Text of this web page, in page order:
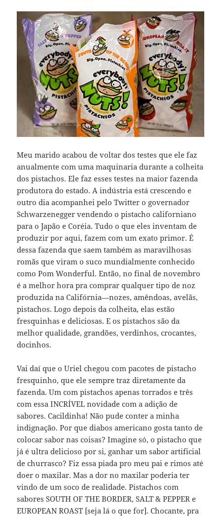
Meu marido acabou de voltar dos testes que ele faz
anualmente com uma maquinaria durante a colheita
dos pistachos. Ele faz esses testes na maior fazenda
produtora do estado. A indústria está crescendo e
outro dia acompanhei pelo Twitter o governador
Schwarzenegger vendendo o pistacho californiano
para o Japão e Coréia. Tudo o que eles inventam de
produzir por aqui, fazem com um exato primor. É
dessa fazenda que saem também as maravilhosas
romãs que viram o suco mundialmente conhecido
como Pom Wonderful. Então, no final de novembro
é a melhor hora pra comprar qualquer tipo de noz
produzida na Califórnia—nozes, amêndoas, avelãs,
pistachos. Logo depois da colheita, elas estão
fresquinhas e deliciosas. E os pistachos são da
melhor qualidade, grandões, verdinhos, crocantes,
docinhos.
Vai daí que o Uriel chegou com pacotes de pistacho
fresquinho, que ele sempre traz diretamente da
fazenda. Um com pistachos apenas torrados e três
com essa INCRÍVEL novidade com a adição de
sabores. Cacildinha! Não pude conter a minha
indignação. Por que diabos americano gosta tanto de
colocar sabor nas coisas? Imagine só, o pistacho que
já é ultra delicioso por si, ganhar um sabor artificial
de churrasco? Fiz essa piada pro meu pai e rimos até
doer o maxilar. Mas a dor no maxilar poderia ter
vindo de um soco de realidade. Pistachos com
sabores SOUTH OF THE BORDER, SALT & PEPPER e
EUROPEAN ROAST [seja lá o que for]. Chocante, pra